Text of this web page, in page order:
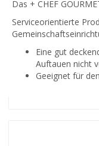
Das + CHEF
Serviceorientierte
Eine gut
Auftauen nicht
Geeignet für